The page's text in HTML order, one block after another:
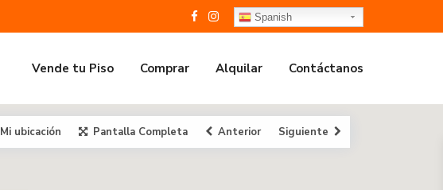
Spanish
Vende tu Piso Comprar Alquilar Contáctanos
Mi ubicación Pantalla Completa Anterior Siguiente